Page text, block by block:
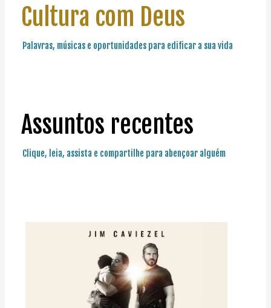
Cultura com Deus
Palavras, músicas e oportunidades para edificar a sua vida
Assuntos recentes
Clique, leia, assista e compartilhe para abençoar alguém